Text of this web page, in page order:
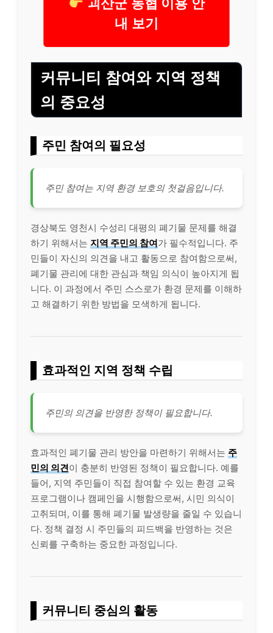
괴산군 농협 이용 안
내 보기
커뮤니티 참여와 지역 정책
의 중요성
주민 참여의 필요성
주민 참여는 지역 환경 보호의 첫걸음입니다.
경상북도 영천시 수성리 대평의 폐기물 문제를 해결
하기 위해서는 지역 주민의 참여가 필수적입니다. 주
민들이 자신의 의견을 내고 활동으로 참여함으로써,
폐기물 관리에 대한 관심과 책임 의식이 높아지게 됩
니다. 이 과정에서 주민 스스로가 환경 문제를 이해하
고 해결하기 위한 방법을 모색하게 됩니다.
효과적인 지역 정책 수립
주민의 의견을 반영한 정책이 필요합니다.
효과적인 폐기물 관리 방안을 마련하기 위해서는 주
민의 의견이 충분히 반영된 정책이 필요합니다. 예를
들어, 지역 주민들이 직접 참여할 수 있는 환경 교육
프로그램이나 캠페인을 시행함으로써, 시민 의식이
고취되며, 이를 통해 폐기물 발생량을 줄일 수 있습니
다. 정책 결정 시 주민들의 피드백을 반영하는 것은
신뢰를 구축하는 중요한 과정입니다.
커뮤니티 중심의 활동